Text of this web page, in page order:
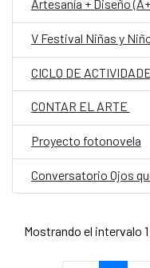
Artesanía + Diseño
V Festival Niñas y
CONTAR EL ARTE
Proyecto fotonovela
Conversatorio Ojos
Mostrando el intervalo